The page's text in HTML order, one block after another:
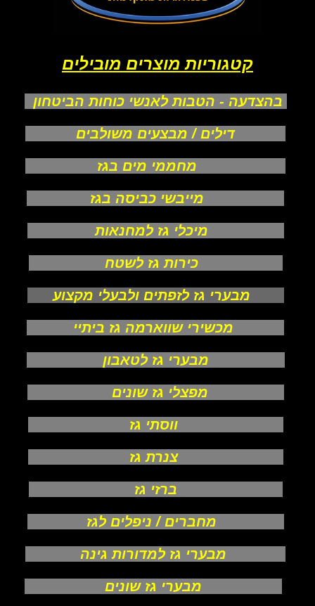
קטגוריות מוצרים מובילים
בהצדעה - הטבות לאנשי כוחות הביטחון
דילים / מבצעים משולבים
מחממי מים בגז
מייבשי כביסה בגז
מיכלי גז למחנאות
כירות גז לשטח
מבערי גז לזפתים ולבעלי מקצוע
מכשירי שווארמה גז ביתיי
מבערי גז לטאבון
מפצלי גז שונים
ווסתי גז
צנרת גז
ברזי גז
מחברים / ניפלים לגז
מבערי גז למדורות גינה
מבערי גז שונים